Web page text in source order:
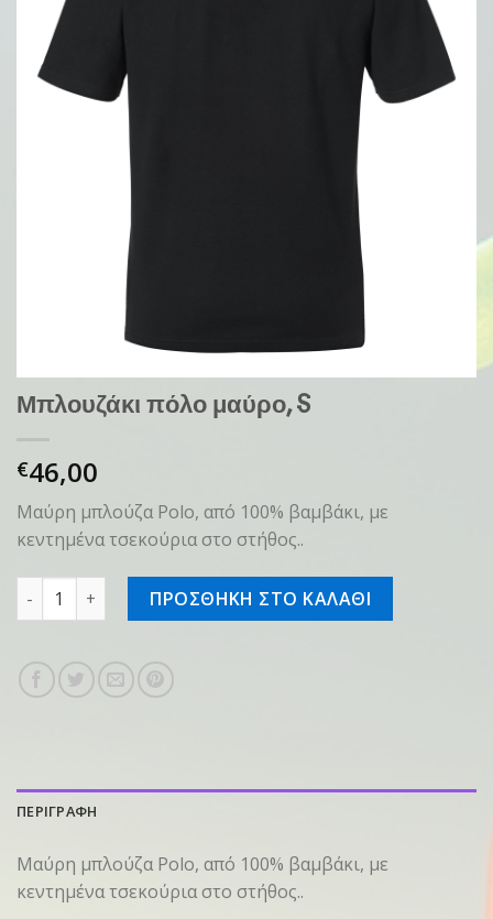
Μπλουζάκι πόλο μαύρο, S
€46,00
Μαύρη μπλούζα Polo, από 100% βαμβάκι, με
κεντημένα τσεκούρια στο στήθος..
Μπλουζάκι πόλο μαύρο, S ποσότητα
ΠΡΟΣΘΗΚΗ ΣΤΟ ΚΑΛΑΘΙ
ΠΕΡΙΓΡΑΦΗ
Μαύρη μπλούζα Polo, από 100% βαμβάκι, με
κεντημένα τσεκούρια στο στήθος..